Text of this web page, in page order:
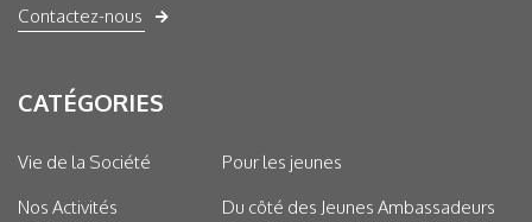
Contactez-nous
CATÉGORIES
Vie de la Société
Nos Activités
Pour les jeunes
Du côté des Jeunes Ambassadeurs